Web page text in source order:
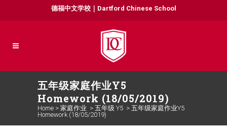
德福中文学校｜Dartford Chinese School
五年级家庭作业Y5
Homework (18/05/2019)
Home > 家庭作业 > 五年级 Y5 > 五年级家庭作业Y5
Homework (18/05/2019)